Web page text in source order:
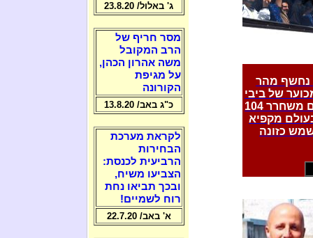
נחשף מהר
של ביבי
"איש הימין" + "הלוחם בטרור": איזה ראש ממשלה בעולם משחרר 104
מקפיא
כזונה
ג' באלול/ 23.8.20
מסר חריף של
הרב המקובל
משה אהרון הכהן,
על מגיפת
הקורונה
כ"ג באב/ 13.8.20
לקראת מערכת
הבחירות
הרביעית לכנסת:
הצביעו משיח,
ובכך תביאו נחת
רוח לשמיים!
א' באב/ 22.7.20